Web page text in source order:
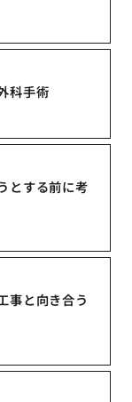
科手術
とする前に考
事と向き合う